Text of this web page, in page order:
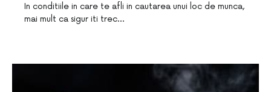
In conditiile in care te afli in cautarea unui loc de munca,
mai mult ca sigur iti trec…